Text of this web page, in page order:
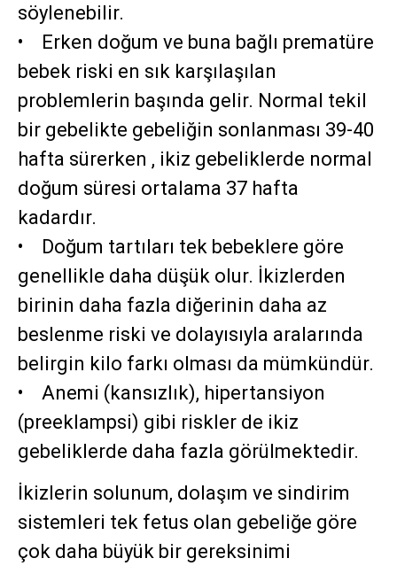
söylenebilir.
• Erken doğum ve buna bağlı prematüre
bebek riski en sık karşılaşılan
problemlerin başında gelir. Normal tekil
bir gebelikte gebeliğin sonlanması 39-40
hafta sürerken , ikiz gebeliklerde normal
doğum süresi ortalama 37 hafta
kadardır.
• Doğum tartıları tek bebeklere göre
genellikle daha düşük olur. İkizlerden
birinin daha fazla diğerinin daha az
beslenme riski ve dolayısıyla aralarında
belirgin kilo farkı olması da mümkündür.
• Anemi (kansızlık), hipertansiyon
(preeklampsi) gibi riskler de ikiz
gebeliklerde daha fazla görülmektedir.
İkizlerin solunum, dolaşım ve sindirim
sistemleri tek fetus olan gebeliğe göre
çok daha büyük bir gereksinimi